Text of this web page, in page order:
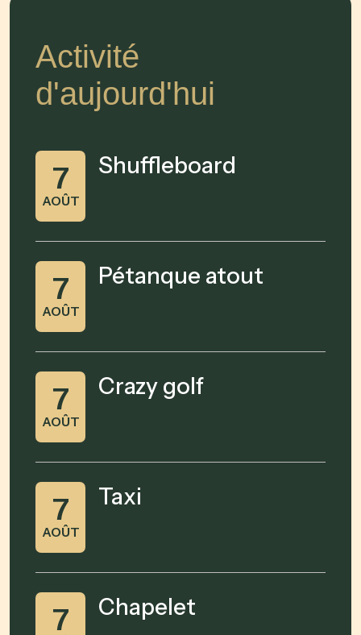
Activité
d'aujourd'hui
7
AOÛT
Shuffleboard
7
AOÛT
Pétanque atout
7
AOÛT
Crazy golf
7
AOÛT
Taxi
7 Chapelet